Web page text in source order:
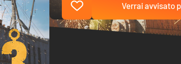
Verrai avvisato